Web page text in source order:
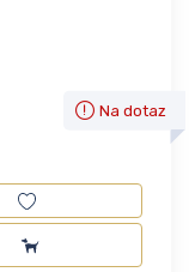
Na dotaz